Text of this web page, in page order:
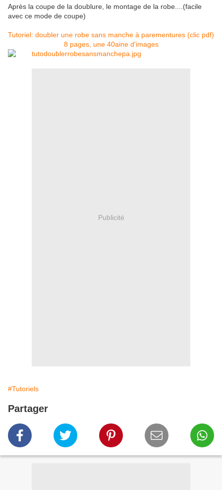
Après la coupe de la doublure, le montage de la robe....(facile
avec ce mode de coupe)
Tutoriel: doubler une robe sans manche à parementures (clic pdf)
8 pages, une 40aine d'images
Publicité
#Tutoriels
Partager